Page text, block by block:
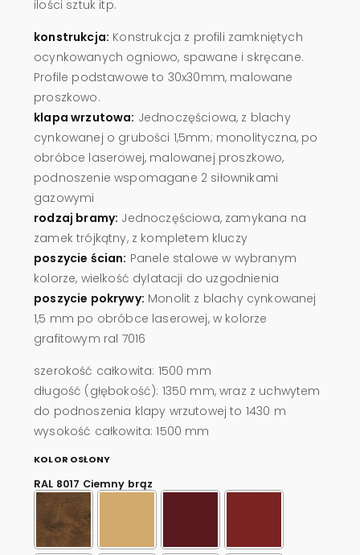
ilości sztuk itp.
konstrukcja: Konstrukcja z profili zamkniętych
ocynkowanych ogniowo, spawane i skręcane.
Profile podstawowe to 30x30mm, malowane
proszkowo.
klapa wrzutowa: Jednoczęściowa, z blachy
cynkowanej o grubości 1,5mm; monolityczna, po
obróbce laserowej, malowanej proszkowo,
podnoszenie wspomagane 2 siłownikami
gazowymi
rodzaj bramy: Jednoczęściowa, zamykana na
zamek trójkątny, z kompletem kluczy
poszycie ścian: Panele stalowe w wybranym
kolorze, wielkość dylatacji do uzgodnienia
poszycie pokrywy: Monolit z blachy cynkowanej
1,5 mm po obróbce laserowej, w kolorze
grafitowym ral 7016
szerokość całkowita: 1500 mm
długość (głębokość): 1350 mm, wraz z uchwytem
do podnoszenia klapy wrzutowej to 1430 m
wysokość całkowita: 1500 mm
KOLOR OSŁONY
RAL 8017 Ciemny brąz